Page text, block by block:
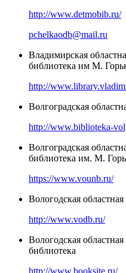
http://www.detmobib.ru/
pchelkaodb@mail.ru
Владимирская
библиотека им М.
http://
Волгоградская
http://www.biblioteka-
Волгоградская
библиотека им. М.
https://www.vounb.ru/
Вологодская
http://www.vodb.ru/
Вологодская
библиотека
http://www.booksite.ru/